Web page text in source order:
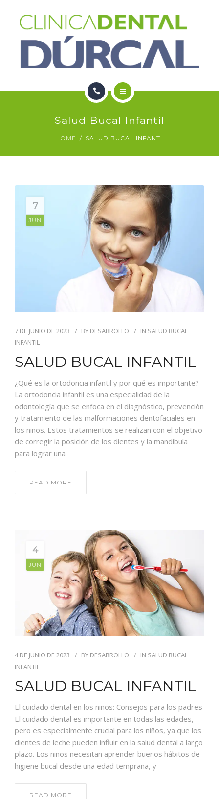
CONTACTO
CONTACTO
Salud Bucal Infantil
HOME SALUD BUCAL INFANTIL
7
JUN
7 DE JUNIO DE 2023 BY DESARROLLO IN SALUD BUCAL
INFANTIL
SALUD BUCAL INFANTIL
¿Qué es la ortodoncia infantil y por qué es importante?
La ortodoncia infantil es una especialidad de la
odontología que se enfoca en el diagnóstico, prevención
y tratamiento de las malformaciones dentofaciales en
los niños. Estos tratamientos se realizan con el objetivo
de corregir la posición de los dientes y la mandíbula
para lograr una
READ MORE
4
JUN
4 DE JUNIO DE 2023 BY DESARROLLO IN SALUD BUCAL
INFANTIL
SALUD BUCAL INFANTIL
El cuidado dental en los niños: Consejos para los padres
El cuidado dental es importante en todas las edades,
pero es especialmente crucial para los niños, ya que los
dientes de leche pueden influir en la salud dental a largo
plazo. Los niños necesitan aprender buenos hábitos de
higiene bucal desde una edad temprana, y
READ MORE